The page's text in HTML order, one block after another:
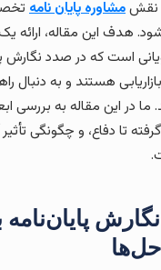
مشاوره پایان نامهتخصصی
این مقاله، ارائه یک
که در صدد نگارش
هستند و به دنبال راهکاری
این مقاله به بررسی ابعاد
دفاع، و چگونگی تأثیر آن
پایان‌نامه